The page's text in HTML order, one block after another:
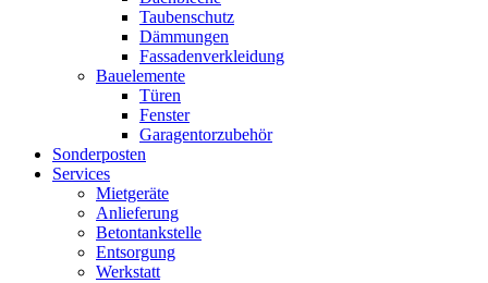
Taubenschutz
Dämmungen
Fassadenverkleidung
Bauelemente
Türen
Fenster
Garagentorzubehör
Sonderposten
Services
Mietgeräte
Anlieferung
Betontankstelle
Entsorgung
Werkstatt